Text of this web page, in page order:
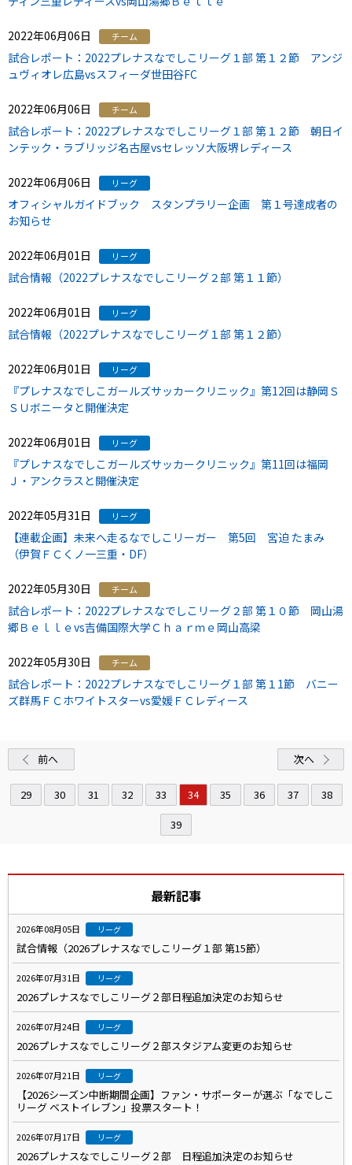
2022年06月06日 チーム
試合レポート：2022プレナスなでしこリーグ１部 第１２節 アンジ
ュヴィオレ広島vsスフィーダ世田谷FC
2022年06月06日 チーム
試合レポート：2022プレナスなでしこリーグ１部 第１２節 朝日イ
ンテック・ラブリッジ名古屋vsセレッソ大阪堺レディース
2022年06月06日 リーグ
オフィシャルガイドブック スタンプラリー企画 第１号達成者の
お知らせ
2022年06月01日 リーグ
試合情報（2022プレナスなでしこリーグ２部 第１１節）
2022年06月01日 リーグ
試合情報（2022プレナスなでしこリーグ１部 第１２節）
2022年06月01日 リーグ
『プレナスなでしこガールズサッカークリニック』第12回は静岡Ｓ
ＳＵボニータと開催決定
2022年06月01日 リーグ
『プレナスなでしこガールズサッカークリニック』第11回は福岡
Ｊ・アンクラスと開催決定
2022年05月31日 リーグ
【連載企画】未来へ走るなでしこリーガー 第5回 宮迫 たまみ
（伊賀ＦＣくノ一三重・DF）
2022年05月30日 チーム
試合レポート：2022プレナスなでしこリーグ２部 第１０節 岡山湯
郷Ｂｅｌｌｅvs吉備国際大学Ｃｈａｒｍｅ岡山高梁
2022年05月30日 チーム
試合レポート：2022プレナスなでしこリーグ１部 第１1節 バニー
ズ群馬ＦＣホワイトスターvs愛媛ＦＣレディース
前へ
29 30 31 32 33 34 35 36 37
38
39
次へ
最新記事
2026年08月05日 リーグ
試合情報（2026プレナスなでしこリーグ１部 第15節）
2026年07月31日 リーグ
2026プレナスなでしこリーグ２部日程追加決定のお知らせ
2026年07月24日 リーグ
2026プレナスなでしこリーグ２部スタジアム変更のお知らせ
2026年07月21日 リーグ
【2026シーズン中断期間企画】ファン・サポーターが選ぶ「なでしこ
リーグ ベストイレブン」投票スタート！
2026年07月17日 リーグ
2026プレナスなでしこリーグ２部 日程追加決定のお知らせ